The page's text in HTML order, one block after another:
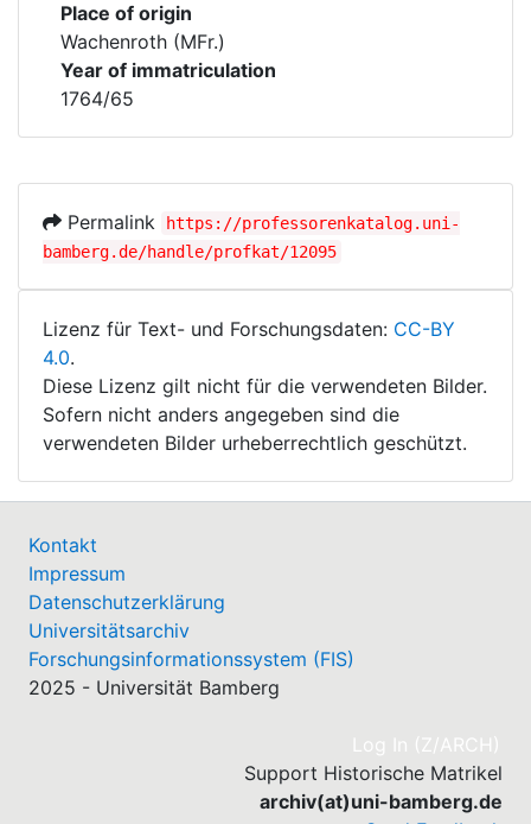
Place of origin
Wachenroth (MFr.)
Year of immatriculation
1764/65
Permalink
https://professorenkatalog.uni-
bamberg.de/handle/profkat/12095
Lizenz für Text- und Forschungsdaten: CC-BY
4.0.
Diese Lizenz gilt nicht für die verwendeten Bilder.
Sofern nicht anders angegeben sind die
verwendeten Bilder urheberrechtlich geschützt.
Kontakt
Impressum
Datenschutzerklärung
Universitätsarchiv
Forschungsinformationssystem (FIS)
2025 - Universität Bamberg
Log In (Z/ARCH)
Support Historische Matrikel
archiv(at)uni-bamberg.de